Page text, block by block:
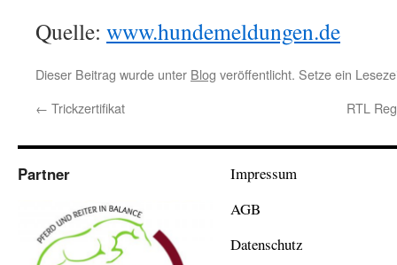
Quelle: www.hundemeldungen.de
Dieser Beitrag wurde unter Blog veröffentlicht. Setze ein
← Trickzertifikat RTL
Partner
Impressum
AGB
Datenschutz